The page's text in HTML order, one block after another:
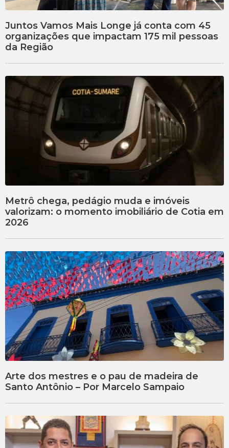
Juntos Vamos Mais Longe já conta com 45
organizações que impactam 175 mil pessoas
da Região
Metrô chega, pedágio muda e imóveis
valorizam: o momento imobiliário de Cotia em
2026
Arte dos mestres e o pau de madeira de
Santo Antônio – Por Marcelo Sampaio